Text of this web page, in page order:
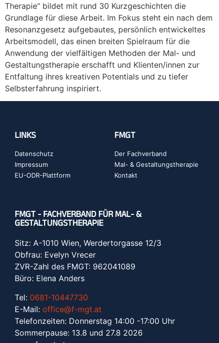
Therapie“ bildet mit rund 30 Kurzgeschichten die
Grundlage für diese Arbeit. Im Fokus steht ein nach dem
Resonanzgesetz aufgebautes, persönlich entwickeltes
Arbeitsmodell, das einen breiten Spielraum für die
Anwendung der vielfältigen Methoden der Mal- und
Gestaltungstherapie erschafft und Klienten/innen zur
Entfaltung ihres kreativen Potentials und zu tiefer
Selbsterfahrung inspiriert.
LINKS
Datenschutz
Impressum
EU-ODR-Plattform
FMGT
Der Fachverband
Mal- & Gestaltungstherapie
Kontakt
FMGT - FACHVERBAND FÜR MAL- &
GESTALTUNGSTHERAPIE
Sitz: A-1010 Wien, Werdertorgasse 12/3
Obfrau: Evelyn Vrecer
ZVR-Zahl des FMGT: 962041089
Büro: Elena Anders
Tel: 0681-10447730
E-Mail: office@f-mgt.at
Telefonzeiten: Donnerstag 14:00 -17:00 Uhr
Sommerpause: 13.8 und 27.8 2026